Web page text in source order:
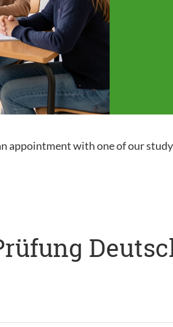
appointment with one of our